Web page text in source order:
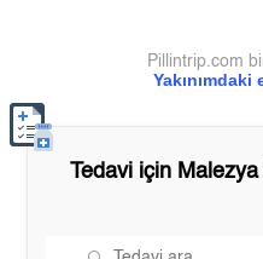
Pillintrip.com
Tedavi için Malezya